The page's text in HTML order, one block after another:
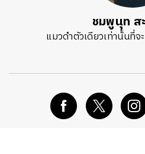
ชมพูนุท ส
แมวดำตัวเดียวเท่านั้นที่